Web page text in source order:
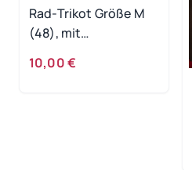
Rad-Trikot Größe M
(48), mit
Reisverschluß, wenig
10,00 €